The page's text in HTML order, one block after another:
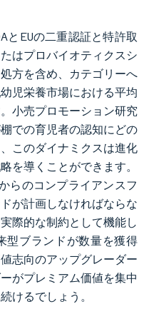
とEUの二重認証と特許取
はプロバイオティクスシ
方を含め、カテゴリーへ
児栄養市場における平均
小売プロモーション研究
での育児者の認知にどの
このダイナミクスは進化
を導くことができます。
らのコンプライアンスフ
が計画しなければならな
際的な制約として機能し
型ブランドが数量を獲得
志向のアップグレーダー
がプレミアム価値を集中
けるでしょう。